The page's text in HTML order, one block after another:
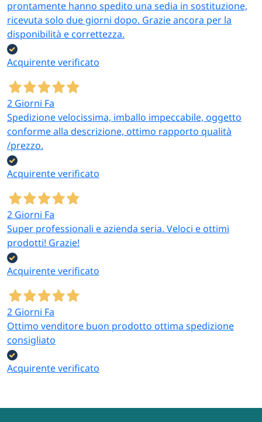
prontamente hanno spedito una sedia in sostituzione,
ricevuta solo due giorni dopo. Grazie ancora per la
disponibilità e correttezza.
Acquirente verificato
2 Giorni Fa
Spedizione velocissima, imballo impeccabile, oggetto
conforme alla descrizione, ottimo rapporto qualità
/prezzo.
Acquirente verificato
2 Giorni Fa
Super professionali e azienda seria. Veloci e ottimi
prodotti! Grazie!
Acquirente verificato
2 Giorni Fa
Ottimo venditore buon prodotto ottima spedizione
consigliato
Acquirente verificato